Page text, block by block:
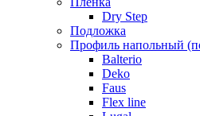
Dry Step
Подложка
Профиль напольный
Balterio
Deko
Faus
Flex line